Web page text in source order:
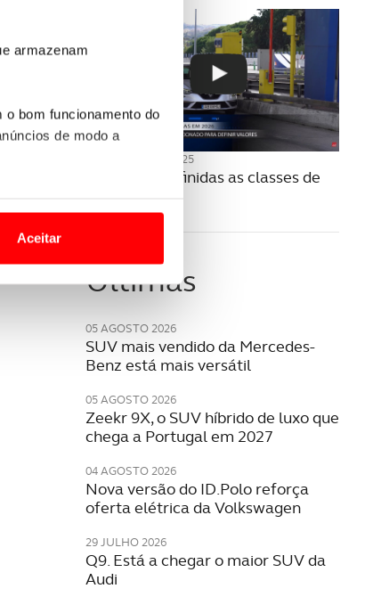
armazenam
bom funcionamento do
de modo a
lhe proporcionar
análise, com parceiros
com o seu
experiência de
Aceitar
20 NOVEMBRO 2025
Como são definidas as classes de
Últimas
05 AGOSTO 2026
SUV mais vendido da Mercedes-
Benz está mais versátil
05 AGOSTO 2026
Zeekr 9X, o SUV híbrido de luxo que
chega a Portugal em 2027
04 AGOSTO 2026
Nova versão do ID.Polo reforça
oferta elétrica da Volkswagen
29 JULHO 2026
Q9. Está a chegar o maior SUV da
Audi